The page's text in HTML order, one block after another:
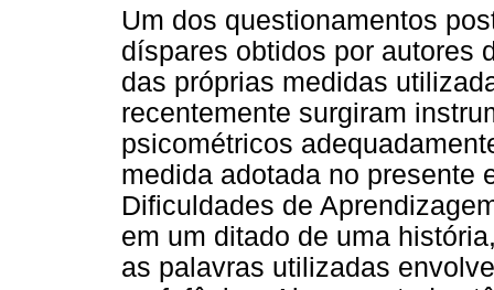
Um dos questionamentos
díspares obtidos por autores
das próprias medidas
recentemente surgiram
psicométricos
medida adotada no presente
Dificuldades de
em um ditado de uma
as palavras utilizadas